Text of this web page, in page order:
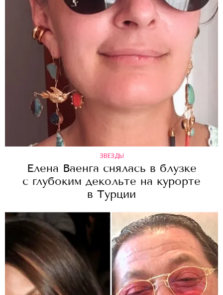
ЗВЕЗДЫ
Елена Ваенга снялась в блузке
с глубоким декольте на курорте
в Турции